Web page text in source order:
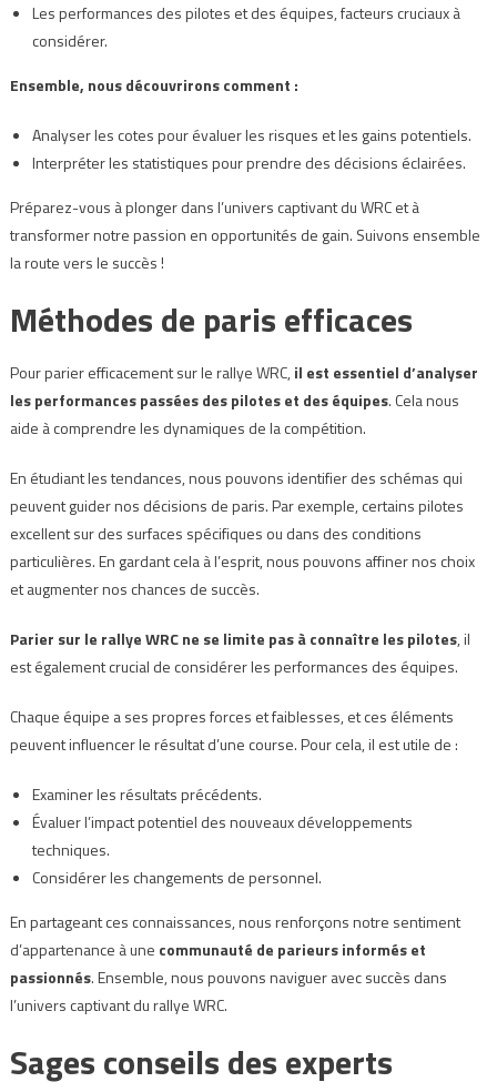
Les performances des pilotes et des équipes, facteurs cruciaux à
considérer.
Ensemble, nous découvrirons comment :
Analyser les cotes pour évaluer les risques et les gains potentiels.
Interpréter les statistiques pour prendre des décisions éclairées.
Préparez-vous à plonger dans l’univers captivant du WRC et à
transformer notre passion en opportunités de gain. Suivons ensemble
la route vers le succès !
Méthodes de paris efficaces
Pour parier efficacement sur le rallye WRC,il est essentiel d’analyser
les performances passées des pilotes et des équipes. Cela nous
aide à comprendre les dynamiques de la compétition.
En étudiant les tendances, nous pouvons identifier des schémas qui
peuvent guider nos décisions de paris. Par exemple, certains pilotes
excellent sur des surfaces spécifiques ou dans des conditions
particulières. En gardant cela à l’esprit, nous pouvons affiner nos choix
et augmenter nos chances de succès.
Parier sur le rallye WRC ne se limite pas à connaître les pilotes, il
est également crucial de considérer les performances des équipes.
Chaque équipe a ses propres forces et faiblesses, et ces éléments
peuvent influencer le résultat d’une course. Pour cela, il est utile de :
Examiner les résultats précédents.
Évaluer l’impact potentiel des nouveaux développements
techniques.
Considérer les changements de personnel.
En partageant ces connaissances, nous renforçons notre sentiment
d’appartenance à une communauté de parieurs informés et
passionnés. Ensemble, nous pouvons naviguer avec succès dans
l’univers captivant du rallye WRC.
Sages conseils des experts